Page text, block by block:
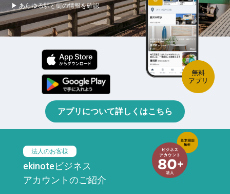
▶ あらゆる駅と街の情報を確認
アプリについて詳しくはこちら
法人のお客様
ekinoteビジネス
アカウントのご紹介